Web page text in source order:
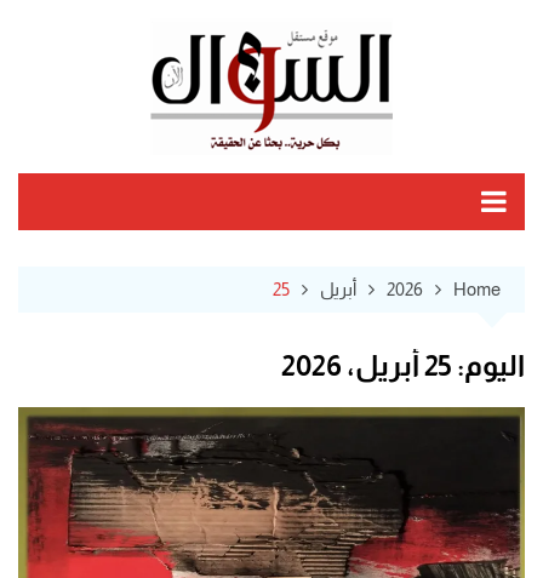
Home
2026 أبريل 25
اليوم: 25 أبريل، 2026